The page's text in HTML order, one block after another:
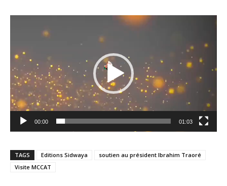
Lecteur
00:00 01:03
TAGS Editions Sidwaya
soutien au président Ibrahim Traoré
Visite MCCAT